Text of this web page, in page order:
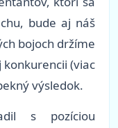
bude aj náš
bojoch držíme
konkurencii (viac
výsledok.
s pozíciou